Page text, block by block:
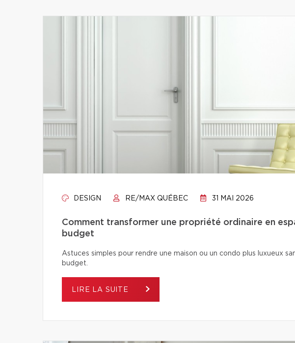
DESIGN RE/MAX QUÉBEC 31 MAI 2026
Comment transformer une propriété ordinaire en
budget
Astuces simples pour rendre une maison ou un condo plus luxueux
budget.
LIRE LA SUITE